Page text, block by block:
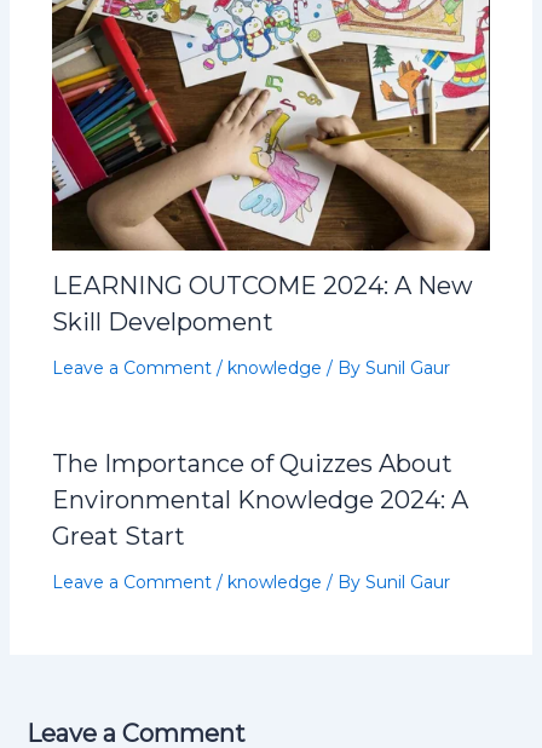
LEARNING OUTCOME 2024: A New
Skill Develpoment
Leave a Comment / knowledge / By Sunil Gaur
The Importance of Quizzes About
Environmental Knowledge 2024: A
Great Start
Leave a Comment / knowledge / By Sunil Gaur
Leave a Comment